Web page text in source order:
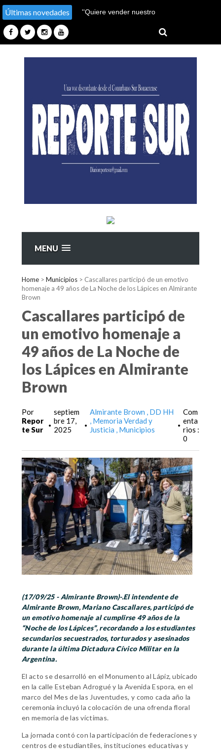
Últimas novedades
''Hay un millón de pobres
MENU
Home > Municipios > Cascallares participó de un emotivo
homenaje a 49 años de La Noche de los Lápices en Almirante
Brown
Cascallares participó de
un emotivo homenaje a
49 años de La Noche de
los Lápices en Almirante
Brown
Por
Repor
te Sur
•
septiem
bre 17,
2025
•
Almirante Brown
DD HH
Memoria Verdad y
Justicia
Municipios •
Com
enta
rios :
0
(17/09/25 - Almirante Brown)-.El intendente de
Almirante Brown, Mariano Cascallares, participó de
un emotivo homenaje al cumplirse 49 años de la
“Noche de los Lápices”, recordando a los estudiantes
secundarios secuestrados, torturados y asesinados
durante la última Dictadura Cívico Militar en la
Argentina.
El acto se desarrolló en el Monumento al Lápiz, ubicado
en la calle Esteban Adrogué y la Avenida Espora, en el
marco del Mes de las Juventudes, y como cada año la
ceremonia incluyó la colocación de una ofrenda floral
en memoria de las víctimas.
La jornada contó con la participación de federaciones y
centros de estudiantiles, instituciones educativas y